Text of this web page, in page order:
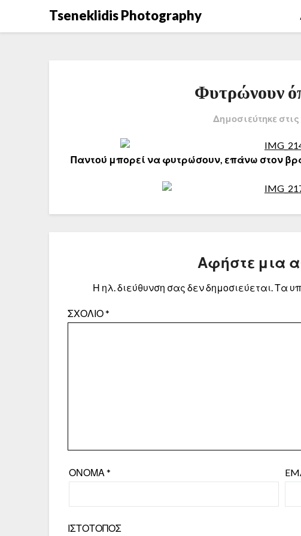
Tseneklidis Photography
Φυτρώνουν
Δημοσιεύτηκε στις
Παντού μπορεί να φυτρώσουν, επάνω στον
Αφήστε μια
Η ηλ. διεύθυνση σας δεν δημοσιεύεται.Τα
ΣΧΌΛΙΟ*
ΌΝΟΜΑ*
ΙΣΤΌΤΟΠΟΣ